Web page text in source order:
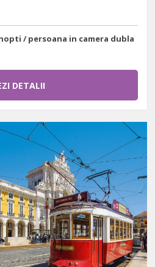
/ persoana in camera dubla
DETALII